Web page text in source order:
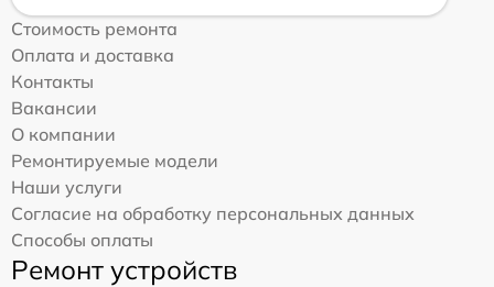
Стоимость ремонта
Оплата и доставка
Контакты
Вакансии
О компании
Ремонтируемые модели
Наши услуги
Согласие на обработку персональных данных
Способы оплаты
Ремонт устройств